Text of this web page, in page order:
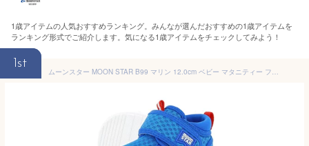
1歳アイテムの人気おすすめランキング。みんなが選んだおすすめの1歳アイテムを
ランキング形式でご紹介します。気になる1歳アイテムをチェックしてみよう！
1st
ムーンスター MOON STAR B99 マリン 12.0cm ベビー マタニティー ファーストシューズ サマーシューズ ベルクロマジック 子供靴 スニーカー サンダル ギフト プレゼント ブランド MS B99